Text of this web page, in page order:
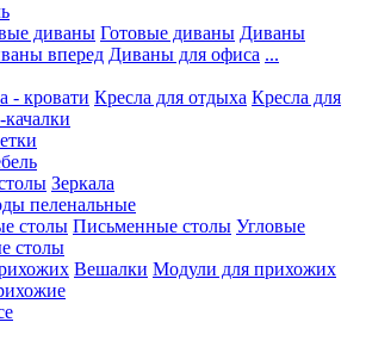
диваны Готовые диваны Диваны
вперед Диваны для офиса ...
- кровати Кресла для отдыха Кресла для
Зеркала
пеленальные
столы Письменные столы Угловые
столы
Вешалки Модули для прихожих